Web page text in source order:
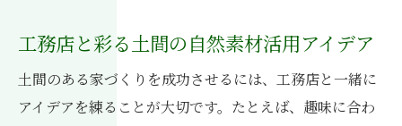
工務店と彩る土間の自然素材活用アイデア
土間のある家づくりを成功させるには、工務店と一緒に
アイデアを練ることが大切です。たとえば、趣味に合わ